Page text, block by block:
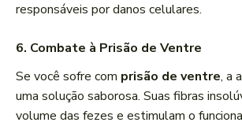
responsáveis por danos celulares.
6. Combate à Prisão de Ventre
Se você sofre com prisão de ventre, a
uma solução saborosa. Suas fibras
volume das fezes e estimulam o